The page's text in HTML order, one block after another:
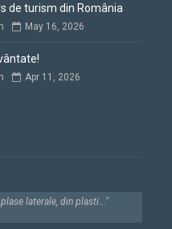
de turism din România
May 16, 2026
Apr 11, 2026
laterale, din plasti..."